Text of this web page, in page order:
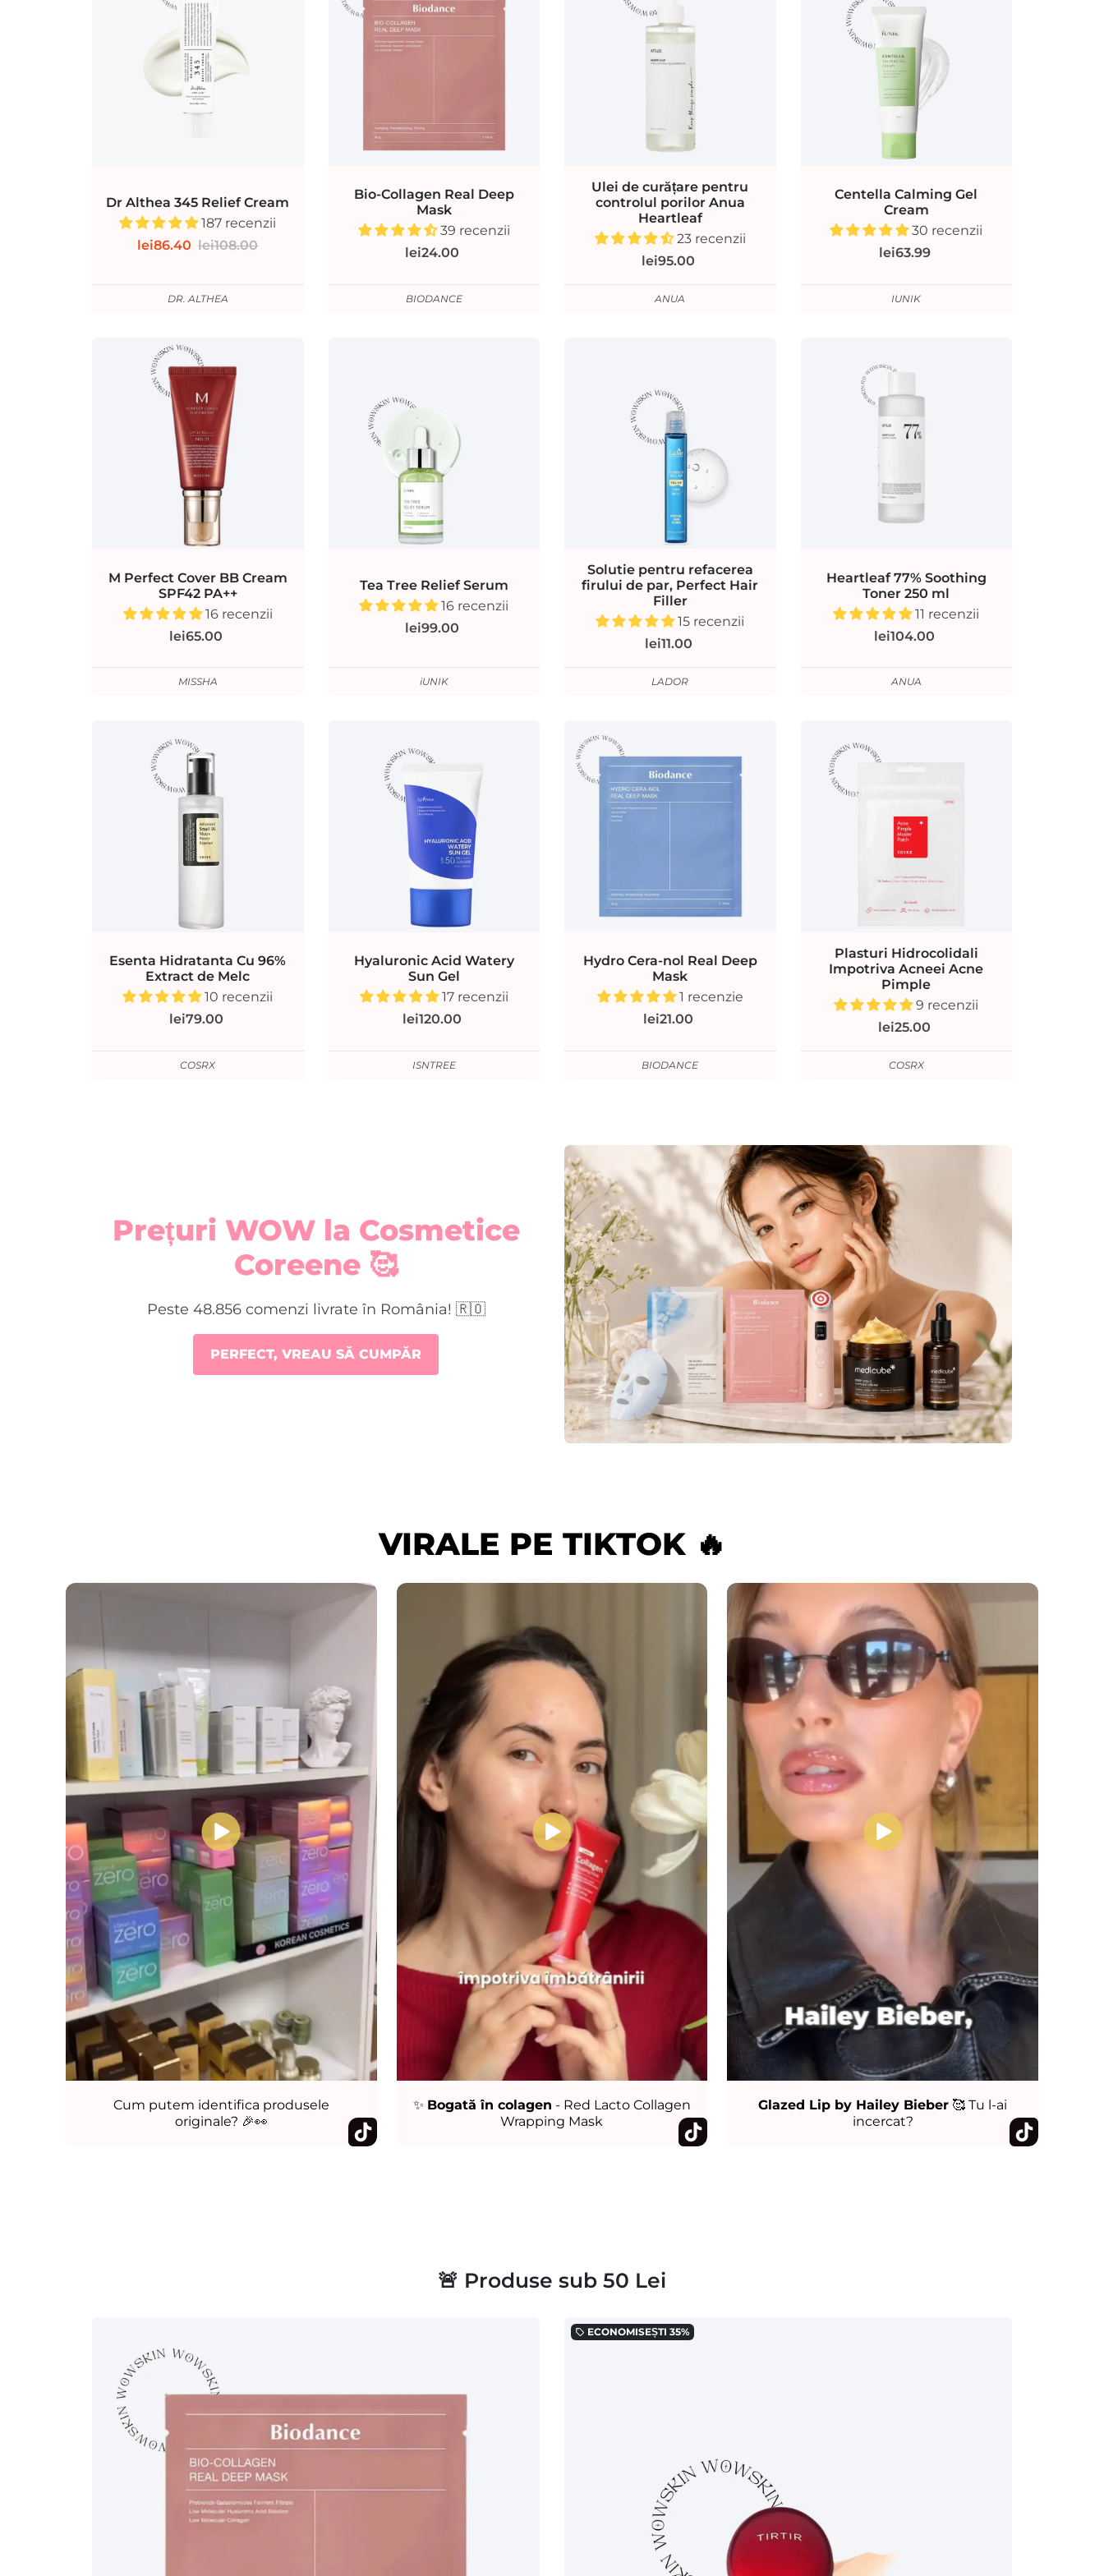
Dr Althea 345 Relief Cream
187 recenzii
lei86.40 lei108.00
DR. ALTHEA
Bio-Collagen Real Deep
Mask
39 recenzii
lei24.00
BIODANCE
Ulei de curățare pentru
controlul porilor Anua
Heartleaf
23 recenzii
lei95.00
ANUA
Centella Calming Gel
Cream
30 recenzii
lei63.99
IUNIK
M Perfect Cover BB Cream
SPF42 PA++
16 recenzii
lei65.00
MISSHA
Tea Tree Relief Serum
16 recenzii
lei99.00
iUNIK
Solutie pentru refacerea
firului de par, Perfect Hair
Filler
15 recenzii
lei11.00
LADOR
Heartleaf 77% Soothing
Toner 250 ml
11 recenzii
lei104.00
ANUA
Esenta Hidratanta Cu 96%
Extract de Melc
10 recenzii
lei79.00
COSRX
Hyaluronic Acid Watery
Sun Gel
17 recenzii
lei120.00
ISNTREE
Hydro Cera-nol Real Deep
Mask
1 recenzie
lei21.00
BIODANCE
Plasturi Hidrocolidali
Impotriva Acneei Acne
Pimple
9 recenzii
lei25.00
COSRX
Prețuri WOW la Cosmetice
Coreene 🥰
Peste 48.856 comenzi livrate în România! 🇷🇴
PERFECT, VREAU SĂ CUMPĂR
VIRALE PE TIKTOK 🔥
Cum putem identifica produsele
originale? 🎉👀
✨ Bogată în colagen - Red Lacto Collagen
Wrapping Mask
Glazed Lip by Hailey Bieber 🥰 Tu l-ai
incercat?
🚨 Produse sub 50 Lei
local_offer ECONOMISEȘTI 35%